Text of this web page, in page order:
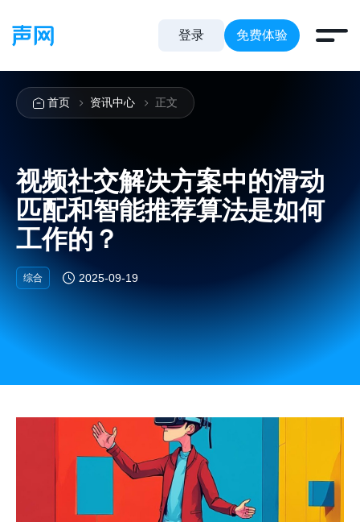
登录 免费体验
首页 资讯中心 正文
视频社交解决方案中的滑动
匹配和智能推荐算法是如何
工作的？
综合 2025-09-19